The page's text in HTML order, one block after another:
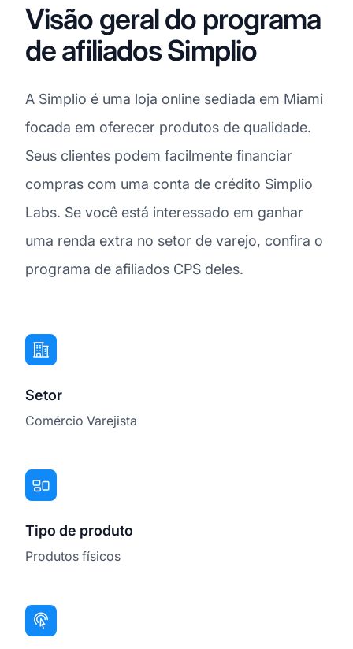
Visão geral do programa
de afiliados Simplio
A Simplio é uma loja online sediada em Miami
focada em oferecer produtos de qualidade.
Seus clientes podem facilmente financiar
compras com uma conta de crédito Simplio
Labs. Se você está interessado em ganhar
uma renda extra no setor de varejo, confira o
programa de afiliados CPS deles.
Setor
Comércio Varejista
Tipo de produto
Produtos físicos